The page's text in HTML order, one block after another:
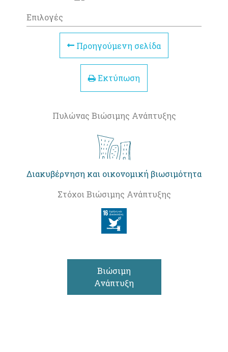
Επιλογές
Προηγούμενη σελίδα
Εκτύπωση
Πυλώνας Βιώσιμης Ανάπτυξης
Διακυβέρνηση και οικονομική βιωσιμότητα
Στόχοι Βιώσιμης Ανάπτυξης
Βιώσιμη
Ανάπτυξη